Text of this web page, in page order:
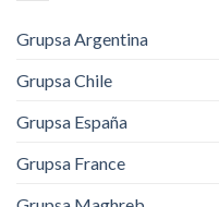
Grupsa Argentina
Grupsa Chile
Grupsa España
Grupsa France